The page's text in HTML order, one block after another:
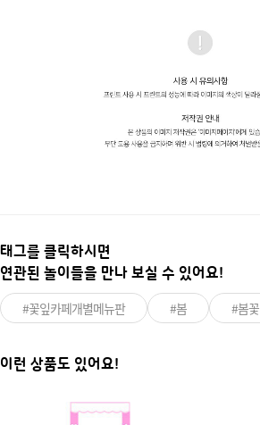
태그를 클릭하시면
연관된 놀이들을 만나 보실 수 있어요!
#꽃잎카페개별메뉴판 #봄 #봄꽃
이런 상품도 있어요!